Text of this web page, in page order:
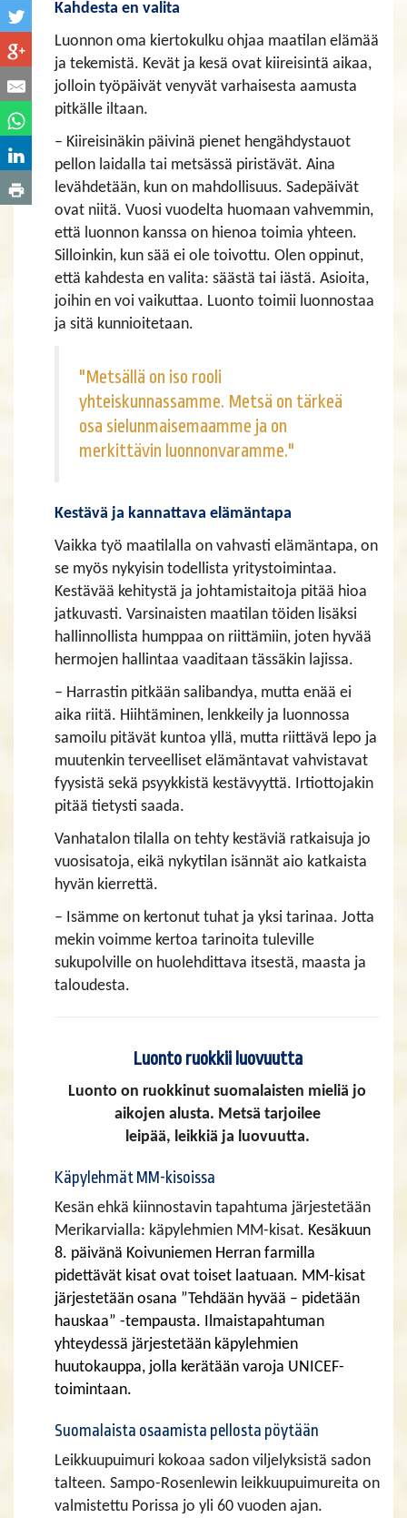
Kahdesta en valita
Luonnon oma kiertokulku ohjaa maatilan elämää
ja tekemistä. Kevät ja kesä ovat kiireisintä aikaa,
jolloin työpäivät venyvät varhaisesta aamusta
pitkälle iltaan.
– Kiireisinäkin päivinä pienet hengähdystauot
pellon laidalla tai metsässä piristävät. Aina
levähdetään, kun on mahdollisuus. Sadepäivät
ovat niitä. Vuosi vuodelta huomaan vahvemmin,
että luonnon kanssa on hienoa toimia yhteen.
Silloinkin, kun sää ei ole toivottu. Olen oppinut,
että kahdesta en valita: säästä tai iästä. Asioita,
joihin en voi vaikuttaa. Luonto toimii luonnostaa
ja sitä kunnioitetaan.
"Metsällä on iso rooli
yhteiskunnassamme. Metsä on tärkeä
osa sielunmaisemaamme ja on
merkittävin luonnonvaramme."
Kestävä ja kannattava elämäntapa
Vaikka työ maatilalla on vahvasti elämäntapa, on
se myös nykyisin todellista yritystoimintaa.
Kestävää kehitystä ja johtamistaitoja pitää hioa
jatkuvasti. Varsinaisten maatilan töiden lisäksi
hallinnollista humppaa on riittämiin, joten hyvää
hermojen hallintaa vaaditaan tässäkin lajissa.
– Harrastin pitkään salibandya, mutta enää ei
aika riitä. Hiihtäminen, lenkkeily ja luonnossa
samoilu pitävät kuntoa yllä, mutta riittävä lepo ja
muutenkin terveelliset elämäntavat vahvistavat
fyysistä sekä psyykkistä kestävyyttä. Irtiottojakin
pitää tietysti saada.
Vanhatalon tilalla on tehty kestäviä ratkaisuja jo
vuosisatoja, eikä nykytilan isännät aio katkaista
hyvän kierrettä.
– Isämme on kertonut tuhat ja yksi tarinaa. Jotta
mekin voimme kertoa tarinoita tuleville
sukupolville on huolehdittava itsestä, maasta ja
taloudesta.
Luonto ruokkii luovuutta
Luonto on ruokkinut suomalaisten mieliä jo
aikojen alusta. Metsä tarjoilee
leipää, leikkiä ja luovuutta.
Käpylehmät MM-kisoissa
Kesän ehkä kiinnostavin tapahtuma järjestetään
Merikarvialla: käpylehmien MM-kisat. Kesäkuun
8. päivänä Koivuniemen Herran farmilla
pidettävät kisat ovat toiset laatuaan. MM-kisat
järjestetään osana ”Tehdään hyvää – pidetään
hauskaa” -tempausta. Ilmaistapahtuman
yhteydessä järjestetään käpylehmien
huutokauppa, jolla kerätään varoja UNICEF-
toimintaan.
Suomalaista osaamista pellosta pöytään
Leikkuupuimuri kokoaa sadon viljelyksistä sadon
talteen. Sampo-Rosenlewin leikkuupuimureita on
valmistettu Porissa jo yli 60 vuoden ajan.